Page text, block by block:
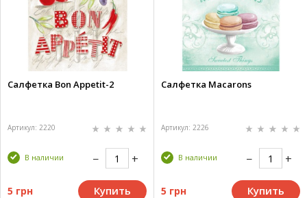
Салфетка Bon Appetit-2
Артикул: 2220
В наличии
5 грн Купить
Салфетка Macarons
Артикул: 2226
В наличии
5 грн Купить